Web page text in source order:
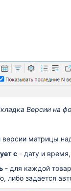
товарах в ПК
прослеживаемых
Версии на
версии матрицы
с - дату и
- для каждой
либо задается